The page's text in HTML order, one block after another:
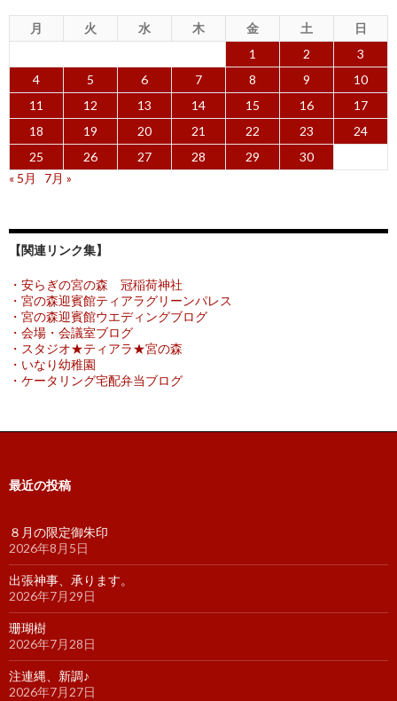
月 火 水 木 金 土
日
1
2
3
4
5 6 7 8 9
10
11
12 13 14 15 16
17
18
19 20 21 22 23
24
25
26 27 28 29
30
« 5月
7月 »
【関連リンク集】
・安らぎの宮の森 冠稲荷神社
・宮の森迎賓館ティアラグリーンパレス
・宮の森迎賓館ウエディングブログ
・会場・会議室ブログ
・スタジオ★ティアラ★宮の森
・いなり幼稚園
・ケータリング宅配弁当ブログ
最近の投稿
８月の限定御朱印
2026年8月5日
出張神事、承ります。
2026年7月29日
珊瑚樹
2026年7月28日
注連縄、新調♪
2026年7月27日